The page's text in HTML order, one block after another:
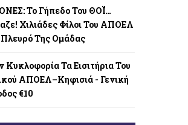
Το Γήπεδο Του ΘΟΪ…
Χιλιάδες Φίλοι Του ΑΠΟΕΛ
Πλευρό Της Ομάδας
Κυκλοφορία Τα Εισιτήρια Του
ΑΠΟΕΛ–Κηφισιά - Γενική
€10